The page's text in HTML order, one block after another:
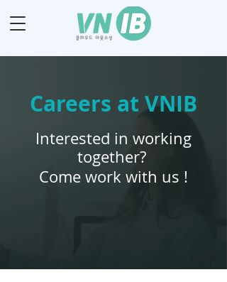
Careers at VNIB
Interested in working
together?
Come work with us !